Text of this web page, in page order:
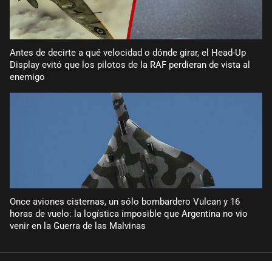
Antes de decirte a qué velocidad o dónde girar, el Head-Up
Display evitó que los pilotos de la RAF perdieran de vista al
enemigo
Once aviones cisternas, un sólo bombardero Vulcan y 16
horas de vuelo: la logística imposible que Argentina no vio
venir en la Guerra de las Malvinas